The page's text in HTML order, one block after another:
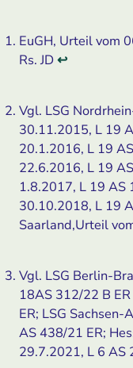
EuGH, Urteil vom
Rs. JD↩
Vgl. LSG
30.11.2015, L 19
20.1.2016, L 19
22.6.2016, L 19
1.8.2017, L 19 AS
30.10.2018, L 19
Saarland,Urteil
Vgl. LSG Berlin-
18AS 312/22 B
ER; LSG
AS 438/21 ER;
29.7.2021, L 6 AS